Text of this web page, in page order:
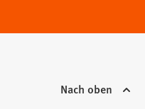
Nach oben